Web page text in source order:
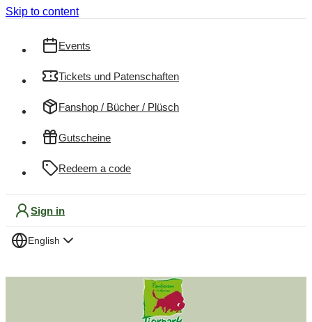
Skip to content
Events
Tickets und Patenschaften
Fanshop / Bücher / Plüsch
Gutscheine
Redeem a code
Sign in
English